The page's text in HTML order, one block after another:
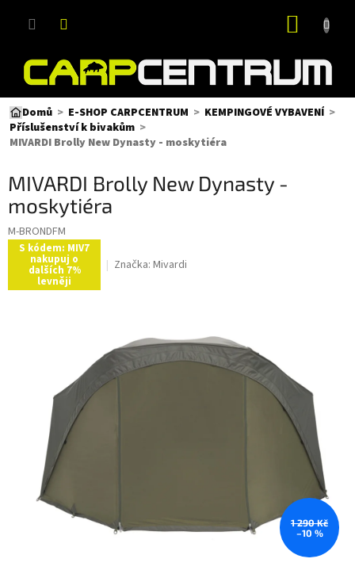
Domů E-SHOP CARPCENTRUM
KEMPINGOVÉ VYBAVENÍ
Příslušenství k bivakům
MIVARDI Brolly New Dynasty - moskytiéra
MIVARDI Brolly New Dynasty -
moskytiéra
M-BRONDFM
S kódem: MIV7
nakupuj o
dalších 7%
levněji
Značka: Mivardi
1 290 Kč
–10 %